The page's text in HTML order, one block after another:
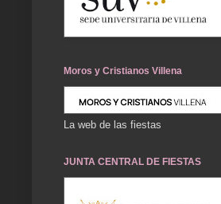
Moros y Cristianos Villena
La web de las fiestas
JUNTA CENTRAL DE FIESTAS